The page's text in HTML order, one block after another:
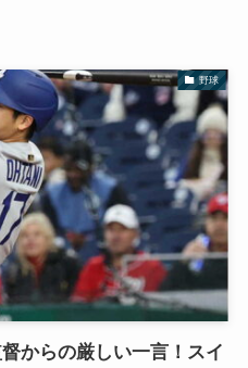
野球
からの厳しい一言！スイ